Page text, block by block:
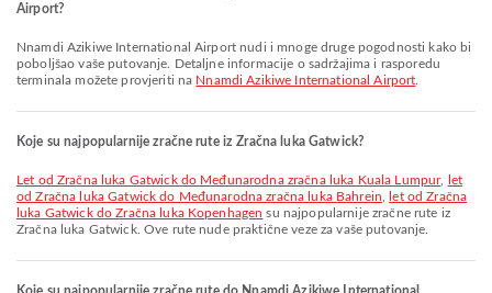
Airport?
Nnamdi Azikiwe International Airport nudi i mnoge druge pogodnosti kako bi
poboljšao vaše putovanje. Detaljne informacije o sadržajima i rasporedu
terminala možete provjeriti na Nnamdi Azikiwe International Airport
Koje su najpopularnije zračne rute iz Zračna luka Gatwick?
let od Zračna luka Gatwick do Međunarodna zračna luka Kuala Lumpur,
let
od Zračna luka Gatwick do Međunarodna zračna luka Bahrein
let od Zračna
luka Gatwick do Zračna luka Kopenhagen su najpopularnije zračne rute iz
Zračna luka Gatwick. Ove rute nude praktične veze za vaše putovanje.